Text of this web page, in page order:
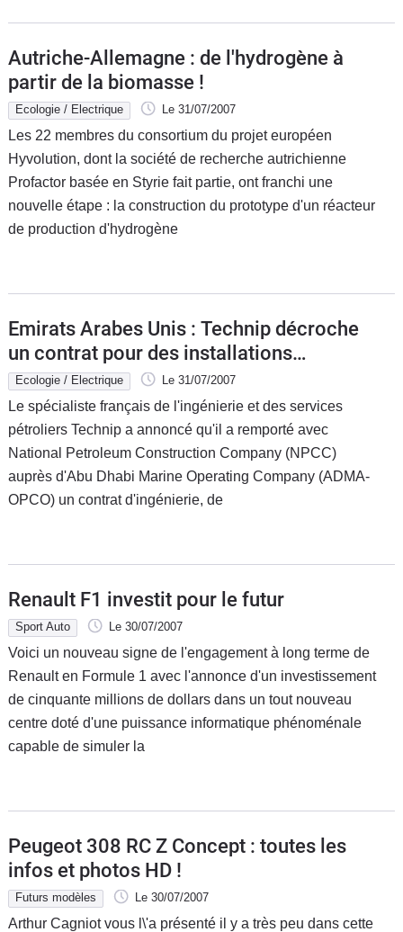
Autriche-Allemagne : de l'hydrogène à
partir de la biomasse !
Ecologie / Electrique Le 31/07/2007
Les 22 membres du consortium du projet européen
Hyvolution, dont la société de recherche autrichienne
Profactor basée en Styrie fait partie, ont franchi une
nouvelle étape : la construction du prototype d'un réacteur
de production d'hydrogène
Emirats Arabes Unis : Technip décroche
un contrat pour des installations
gazières
Ecologie / Electrique Le 31/07/2007
Le spécialiste français de l'ingénierie et des services
pétroliers Technip a annoncé qu'il a remporté avec
National Petroleum Construction Company (NPCC)
auprès d'Abu Dhabi Marine Operating Company (ADMA-
OPCO) un contrat d'ingénierie, de
Renault F1 investit pour le futur
Sport Auto Le 30/07/2007
Voici un nouveau signe de l'engagement à long terme de
Renault en Formule 1 avec l'annonce d'un investissement
de cinquante millions de dollars dans un tout nouveau
centre doté d'une puissance informatique phénoménale
capable de simuler la
Peugeot 308 RC Z Concept : toutes les
infos et photos HD !
Futurs modèles Le 30/07/2007
Arthur Cagniot vous l\'a présenté il y a très peu dans cette